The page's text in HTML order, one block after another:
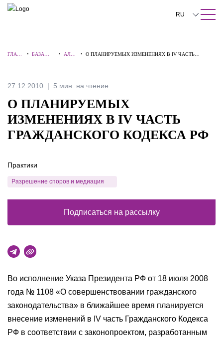
ПОИСК ПО САЙТУ Закрыть
RU
中文
Español
ГЛАВ
• БАЗА
•
АЛЕР
•О ПЛАНИРУЕМЫХ ИЗМЕНЕНИЯХ В IV ЧАСТЬ
27.12.2010 5 мин. на чтение
О ПЛАНИРУЕМЫХ
ИЗМЕНЕНИЯХ В IV ЧАСТЬ
ГРАЖДАНСКОГО КОДЕКСА РФ
Во исполнение Указа Президента РФ от 18 июля 2008
года № 1108 «О совершенствовании гражданского
законодательства» в ближайшее время планируется
внесение изменений в IV часть Гражданского Кодекса
РФ в соответствии с законопроектом, разработанным
Практики
Разрешение споров и медиация
Подписаться на рассылку